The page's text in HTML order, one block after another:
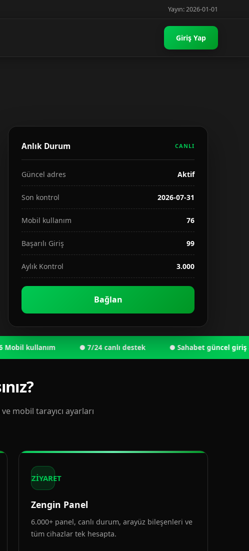
Yayın: 2026-01-01
Giriş Yap
Anlık Durum CANLI
Güncel adres Aktif
Son kontrol 2026-07-31
Mobil kullanım 76
Başarılı Giriş 99
Aylık Kontrol 3.000
Bağlan
kullanım ● 7/24 canlı destek ● Sahabet güncel giriş
mobil tarayıcı ayarları
ZİYARET
Zengin Panel
6.000+ panel, canlı durum, arayüz bileşenleri ve
tüm cihazlar tek hesapta.